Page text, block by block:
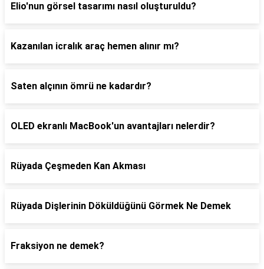
Elio'nun görsel tasarımı nasıl oluşturuldu?
Kazanılan icralık araç hemen alınır mı?
Saten alçının ömrü ne kadardır?
OLED ekranlı MacBook'un avantajları nelerdir?
Rüyada Çeşmeden Kan Akması
Rüyada Dişlerinin Döküldüğünü Görmek Ne Demek
Fraksiyon ne demek?